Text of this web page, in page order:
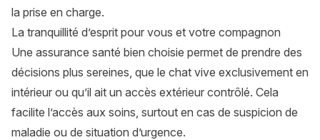
la prise en charge.
La tranquillité d’esprit pour vous et votre compagnon
Une assurance santé bien choisie permet de prendre des
décisions plus sereines, que le chat vive exclusivement en
intérieur ou qu’il ait un accès extérieur contrôlé. Cela
facilite l’accès aux soins, surtout en cas de suspicion de
maladie ou de situation d’urgence.